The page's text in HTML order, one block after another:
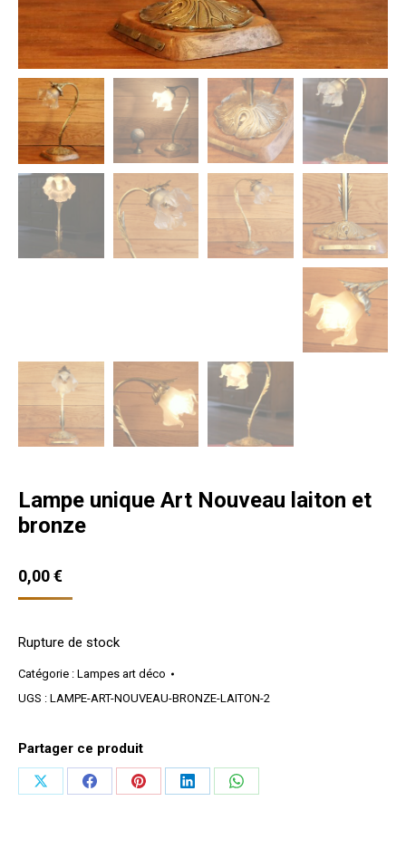
Lampe unique Art Nouveau laiton et
bronze
0,00€
Rupture de stock
Catégorie : Lampes art déco
UGS : LAMPE-ART-NOUVEAU-BRONZE-LAITON-2
Partager ce produit
PartagerPartagerPartagerPartagerPartager